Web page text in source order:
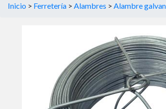
Inicio > Ferretería > Alambres > Alambre